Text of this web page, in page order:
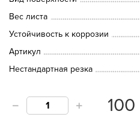
Вес листа
Устойчивость к коррозии
Артикул
Нестандартная резка
100